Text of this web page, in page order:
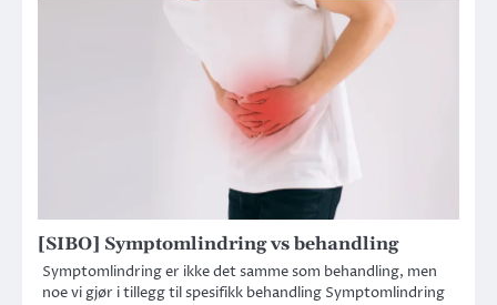
[SIBO] Symptomlindring vs behandling
Symptomlindring er ikke det samme som behandling, men
noe vi gjør i tillegg til spesifikk behandling Symptomlindring